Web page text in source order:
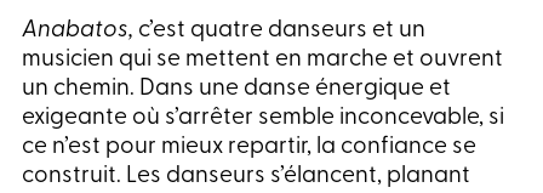
Anabatos, c’est quatre danseurs et un
musicien qui se mettent en marche et ouvrent
un chemin. Dans une danse énergique et
exigeante où s’arrêter semble inconcevable, si
ce n’est pour mieux repartir, la confiance se
construit. Les danseurs s’élancent, planant